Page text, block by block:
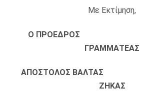
Με Εκτίμηση,
Ο ΠΡΟΕΔΡΟΣ
ΓΡΑΜΜΑΤΕΑΣ
ΑΠΟΣΤΟΛΟΣ ΒΑΛΤΑΣ
ΖΗΚΑΣ